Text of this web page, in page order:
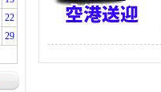
22
29